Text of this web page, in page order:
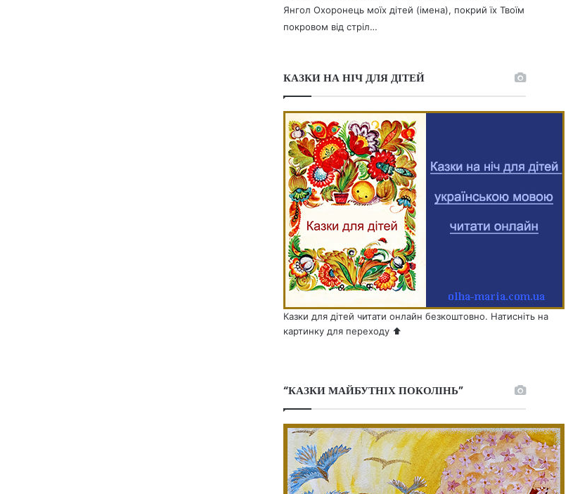
Янгол Охоронець моїх дітей (імена), покрий їх Твоїм
покровом від стріл…
КАЗКИ НА НІЧ ДЛЯ ДІТЕЙ
Казки для дітей читати онлайн безкоштовно. Натисніть на
картинку для переходу ⬆️
“КАЗКИ МАЙБУТНІХ ПОКОЛІНЬ”